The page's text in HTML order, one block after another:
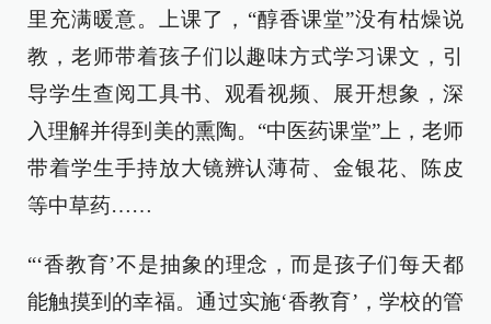
里充满暖意。上课了，“醇香课堂”没有枯燥说
教，老师带着孩子们以趣味方式学习课文，引
导学生查阅工具书、观看视频、展开想象，深
入理解并得到美的熏陶。“中医药课堂”上，老师
带着学生手持放大镜辨认薄荷、金银花、陈皮
等中草药……
“‘香教育’不是抽象的理念，而是孩子们每天都
能触摸到的幸福。通过实施‘香教育’，学校的管